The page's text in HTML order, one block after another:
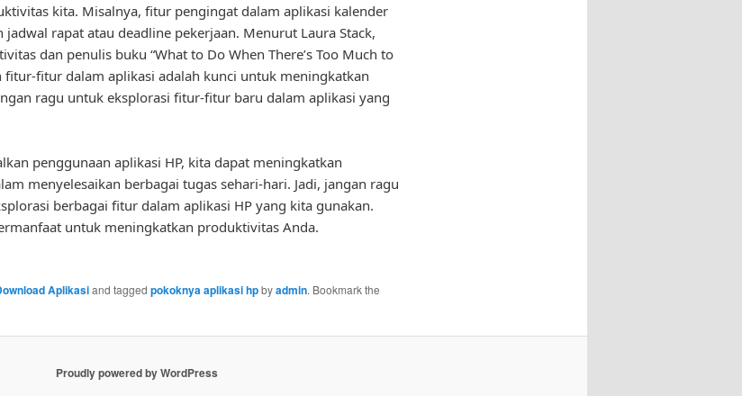
kita. Misalnya, fitur pengingat dalam aplikasi kalender
rapat atau deadline pekerjaan. Menurut Laura Stack,
dan penulis buku “What to Do When There’s Too Much to
fitur-fitur dalam aplikasi adalah kunci untuk meningkatkan
ragu untuk eksplorasi fitur-fitur baru dalam aplikasi yang
penggunaan aplikasi HP, kita dapat meningkatkan
menyelesaikan berbagai tugas sehari-hari. Jadi, jangan ragu
berbagai fitur dalam aplikasi HP yang kita gunakan.
untuk meningkatkan produktivitas Anda.
Aplikasiand tagged pokoknya aplikasi hpbyadmin. Bookmark the
Proudly powered by WordPress